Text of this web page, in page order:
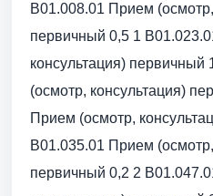
B01.008.01 Прием
первичный 0,5 1
консультация)
(осмотр, консультация)
Прием (осмотр,
B01.035.01 Прием
первичный 0,2 2